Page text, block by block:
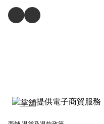
提供電子商貿服務